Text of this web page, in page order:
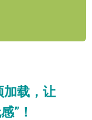
加载，让
”！